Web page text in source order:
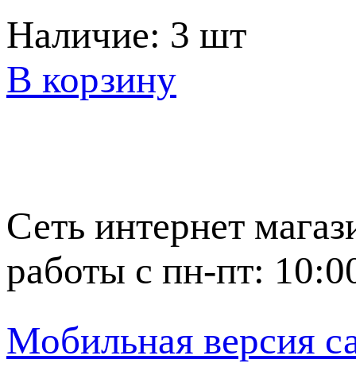
Наличие: 3 шт
В корзину
Сеть интернет
работы с пн-пт:
Мобильная версия